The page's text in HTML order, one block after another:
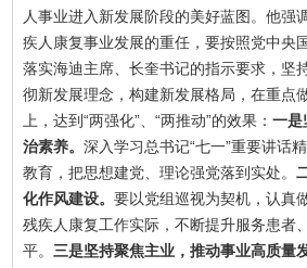
人事业进入新发展阶段的美好蓝图。他强
疾人康复事业发展的重任，要按照党中央
落实海迪主席、长奎书记的指示要求，坚
彻新发展理念，构建新发展格局，在重点
上，达到“两强化”、“两推动”的效果：一是
治素养。深入学习总书记“七一”重要讲话
教育，把思想建党、理论强党落到实处。
化作风建设。要以党组巡视为契机，认真
残疾人康复工作实际，不断提升服务患者
平。 三是坚持聚焦主业，推动事业高质量